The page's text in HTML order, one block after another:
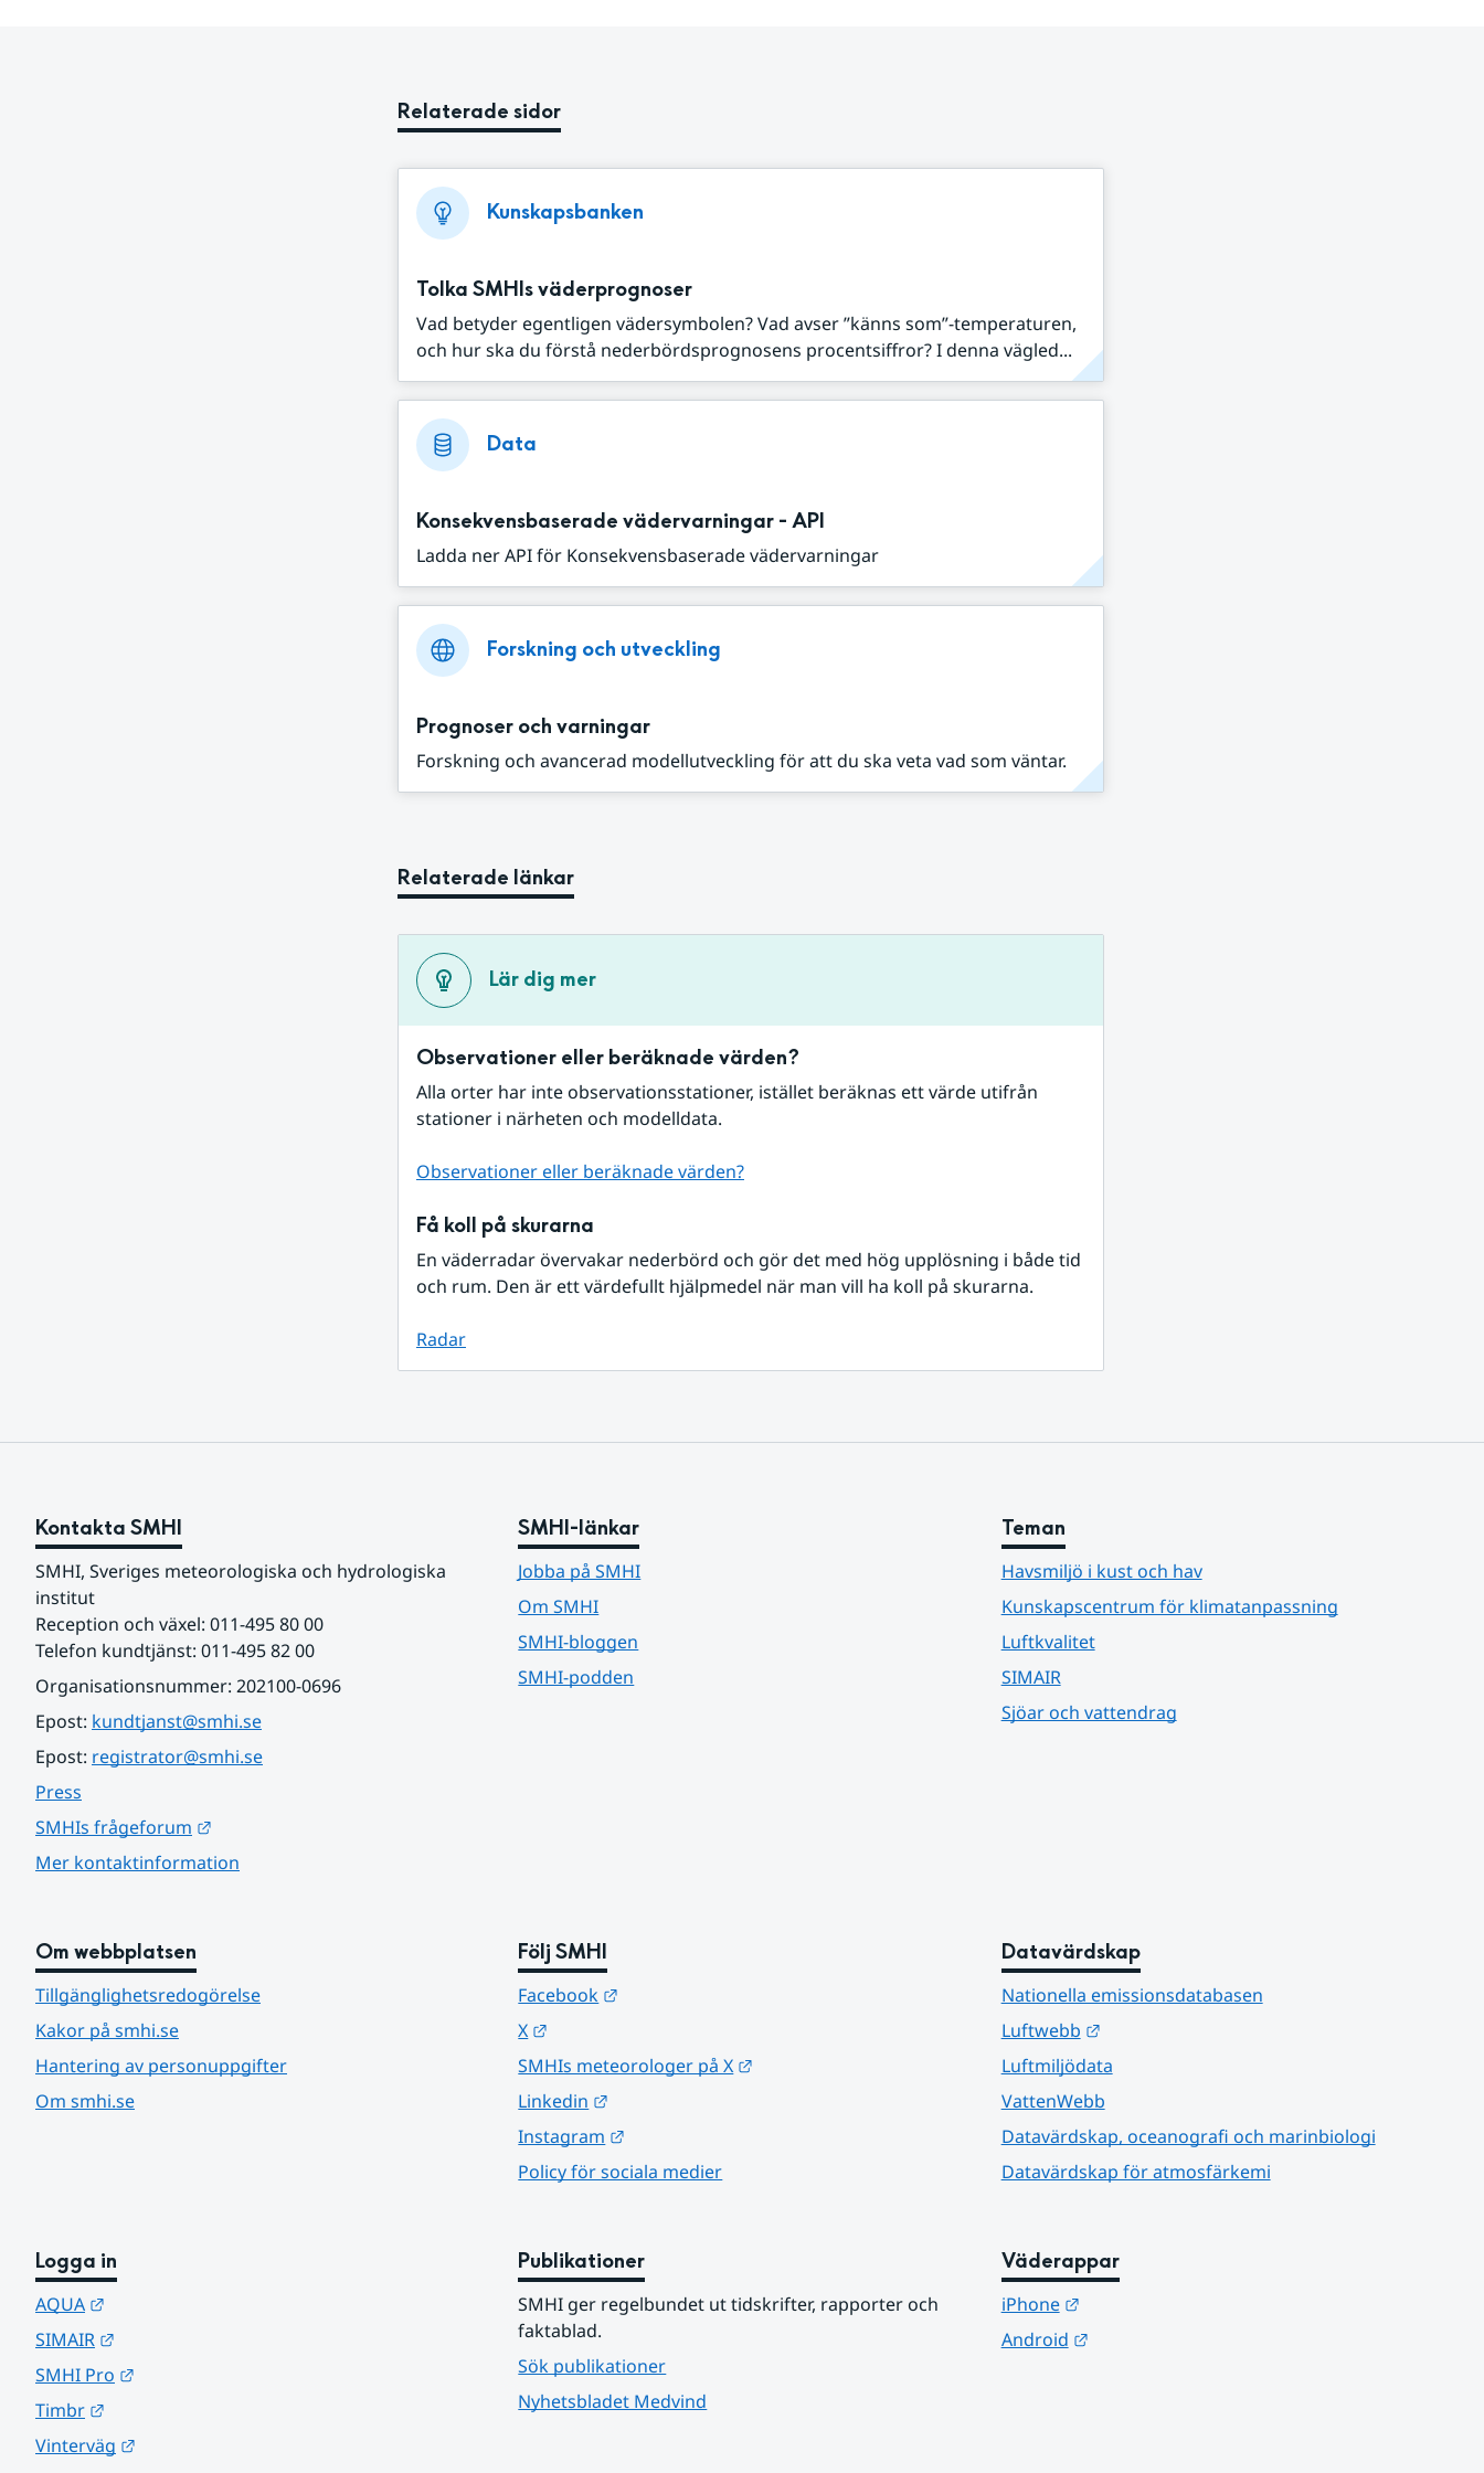
Relaterade sidor
Kunskapsbanken
Tolka SMHIs väderprognoser
Vad betyder egentligen vädersymbolen? Vad avser ”känns som”-temperaturen,
och hur ska du förstå nederbördsprognosens procentsiffror? I denna vägled...
Data
Konsekvensbaserade vädervarningar - API
Ladda ner API för Konsekvensbaserade vädervarningar
Forskning och utveckling
Prognoser och varningar
Forskning och avancerad modellutveckling för att du ska veta vad som väntar.
Relaterade länkar
Lär dig mer
Observationer eller beräknade värden?
Alla orter har inte observationsstationer, istället beräknas ett värde utifrån
stationer i närheten och modelldata.
Observationer eller beräknade värden?
Få koll på skurarna
En väderradar övervakar nederbörd och gör det med hög upplösning i både tid
och rum. Den är ett värdefullt hjälpmedel när man vill ha koll på skurarna.
Radar
Kontakta SMHI
SMHI, Sveriges meteorologiska och hydrologiska
institut
Reception och växel: 011-495 80 00
Telefon kundtjänst: 011-495 82 00
Organisationsnummer: 202100-0696
Epost: kundtjanst@smhi.se
Epost: registrator@smhi.se
Press
SMHIs frågeforum
Mer kontaktinformation
SMHI-länkar
Jobba på SMHI
Om SMHI
SMHI-bloggen
SMHI-podden
Teman
Havsmiljö i kust och hav
Kunskapscentrum för klimatanpassning
Luftkvalitet
SIMAIR
Sjöar och vattendrag
Om webbplatsen
Tillgänglighetsredogörelse
Kakor på smhi.se
Hantering av personuppgifter
Om smhi.se
Följ SMHI
Facebook
X
SMHIs meteorologer på X
Linkedin
Instagram
Policy för sociala medier
Datavärdskap
Nationella emissionsdatabasen
Luftwebb
Länk till annan webbplats.
Luftmiljödata
VattenWebb
Datavärdskap, oceanografi och marinbiologi
Datavärdskap för atmosfärkemi
Logga in
AQUA
SIMAIR
SMHI Pro
Timbr
Vinterväg
Publikationer
SMHI ger regelbundet ut tidskrifter, rapporter och
faktablad.
Sök publikationer
Nyhetsbladet Medvind
Väderappar
iPhone
Länk till annan webbplats.
Android
Länk till annan webbplats.